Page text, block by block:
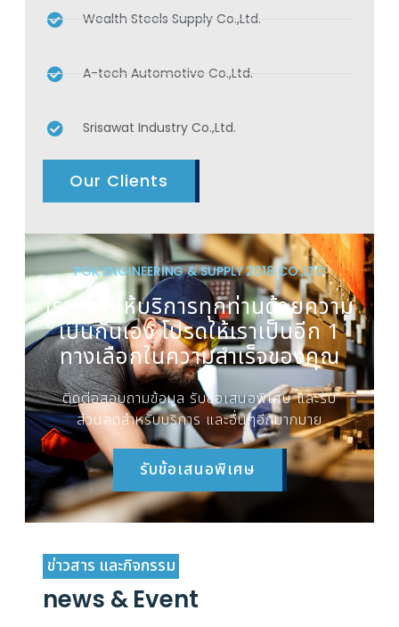
Wealth Steels Supply Co.,Ltd.
A-tech Automotive Co.,Ltd.
Srisawat Industry Co.,Ltd.
Our Clients
PGK ENGINEERING & SUPPLY 2018 CO.,LTD
เรายินดีให้บริการทุกท่านด้วยความ
เป็นกันเอง โปรดให้เราเป็นอีก 1
ทางเลือกในความสำเร็จของคุณ
ติดต่อสอบถามข้อมูล รับข้อเสนอพิเศษ และรับ
ส่วนลดสำหรับบริการ และอื่นๆอีกมากมาย
รับข้อเสนอพิเศษ
ข่าวสาร และกิจกรรม
news & Event